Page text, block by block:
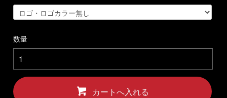
数量
カートへ入れる